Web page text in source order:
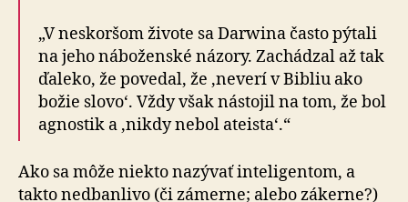
„V neskoršom živote sa Darwina často pýtali
na jeho náboženské názory. Zachádzal až tak
ďaleko, že povedal, že ‚neverí v Bibliu ako
božie slovo‘. Vždy však nástojil na tom, že bol
agnostik a ‚nikdy nebol ateista‘.“
Ako sa môže niekto nazývať inteligentom, a
takto nedbanlivo (či zámerne; alebo zákerne?)